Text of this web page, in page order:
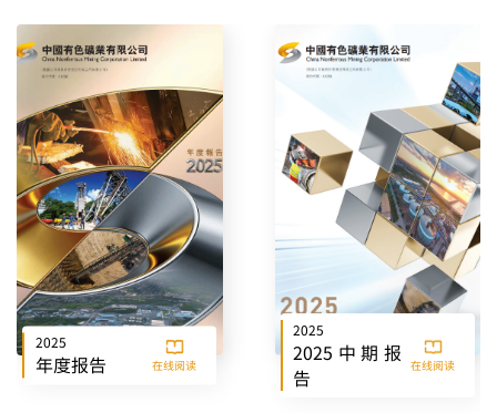
2025
年度报告 在线阅读
2025
2025中期报
告
在线阅读